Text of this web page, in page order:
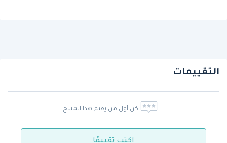
التقييمات
كن أول من يقيم هذا المنتج